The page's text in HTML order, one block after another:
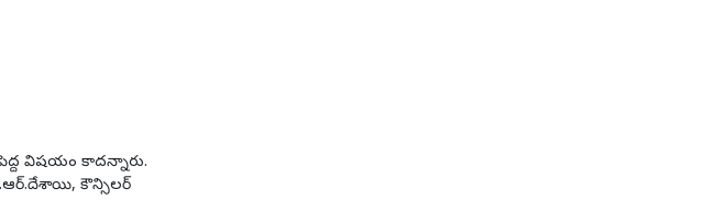
విషయం కాదన్నారు.
కౌన్సిలర్